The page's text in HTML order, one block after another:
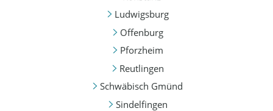
Ludwigsburg
Offenburg
Pforzheim
Reutlingen
Schwäbisch Gmünd
Sindelfingen